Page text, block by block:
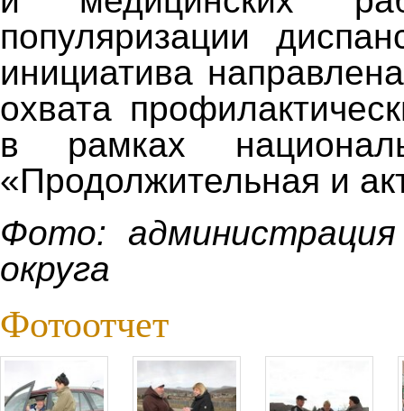
популяризации
инициатива
охвата
в рамках
«Продолжительная и
Фото:
округа
Фотоотчет